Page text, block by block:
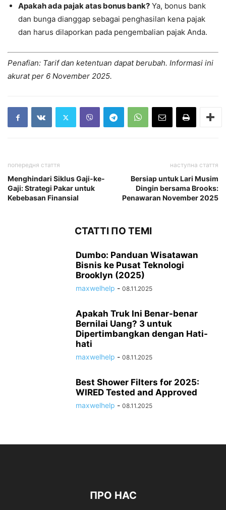
Apakah ada pajak atas bonus bank? Ya, bonus bank
dan bunga dianggap sebagai penghasilan kena pajak
dan harus dilaporkan pada pengembalian pajak Anda.
Penafian: Tarif dan ketentuan dapat berubah. Informasi ini
akurat per 6 November 2025.
попередня стаття
Menghindari Siklus Gaji-ke-
Gaji: Strategi Pakar untuk
Kebebasan Finansial
наступна стаття
Bersiap untuk Lari Musim
Dingin bersama Brooks:
Penawaran November 2025
СТАТТІ ПО ТЕМІ
Dumbo: Panduan Wisatawan
Bisnis ke Pusat Teknologi
Brooklyn (2025)
maxwelhelp - 08.11.2025
Apakah Truk Ini Benar-benar
Bernilai Uang? 3 untuk
Dipertimbangkan dengan Hati-
hati
maxwelhelp - 08.11.2025
Best Shower Filters for 2025:
WIRED Tested and Approved
maxwelhelp - 08.11.2025
ПРО НАС